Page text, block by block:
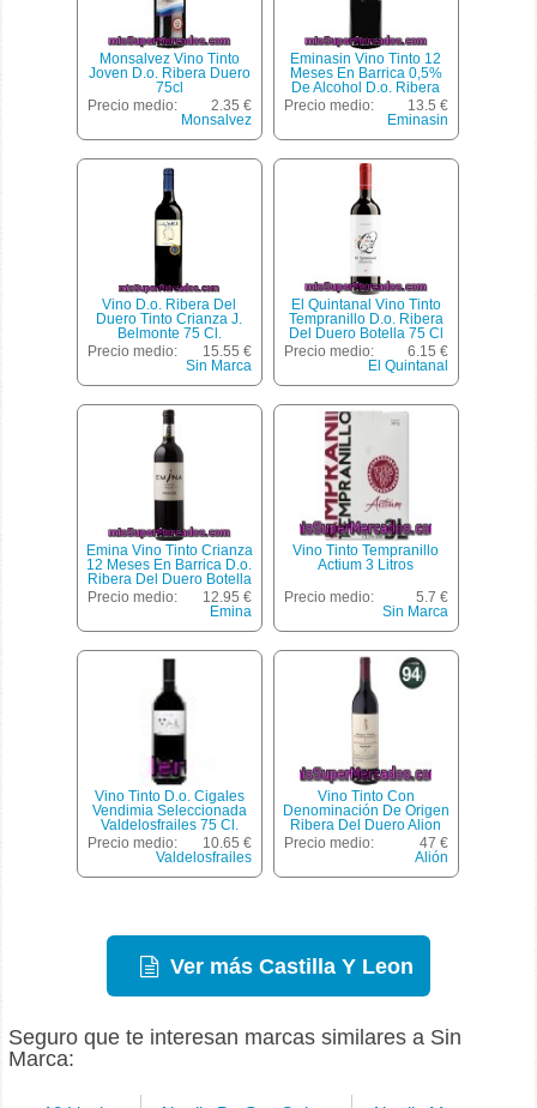
Monsalvez Vino Tinto
Joven D.o. Ribera Duero
75cl
Precio medio:
2.35 €
Monsalvez
Eminasin Vino Tinto 12
Meses En Barrica 0,5%
De Alcohol D.o. Ribera
Del Duero Botella 75 Cl
Precio medio:
13.5 €
Eminasin
Vino D.o. Ribera Del
Duero Tinto Crianza J.
Belmonte 75 Cl.
Precio medio:
15.55 €
Sin Marca
El Quintanal Vino Tinto
Tempranillo D.o. Ribera
Del Duero Botella 75 Cl
Precio medio:
6.15 €
El Quintanal
Emina Vino Tinto Crianza
12 Meses En Barrica D.o.
Ribera Del Duero Botella
75 Cl
Precio medio:
12.95 €
Emina
Vino Tinto Tempranillo
Actium 3 Litros
Precio medio:
5.7 €
Sin Marca
Vino Tinto D.o. Cigales
Vendimia Seleccionada
Valdelosfrailes 75 Cl.
Precio medio:
10.65 €
Valdelosfrailes
Vino Tinto Con
Denominación De Origen
Ribera Del Duero Alion
Botella De 75 Centilitros
Precio medio:
47 €
Alión
Ver más Castilla Y Leon
Seguro que te interesan marcas similares a Sin
Marca: